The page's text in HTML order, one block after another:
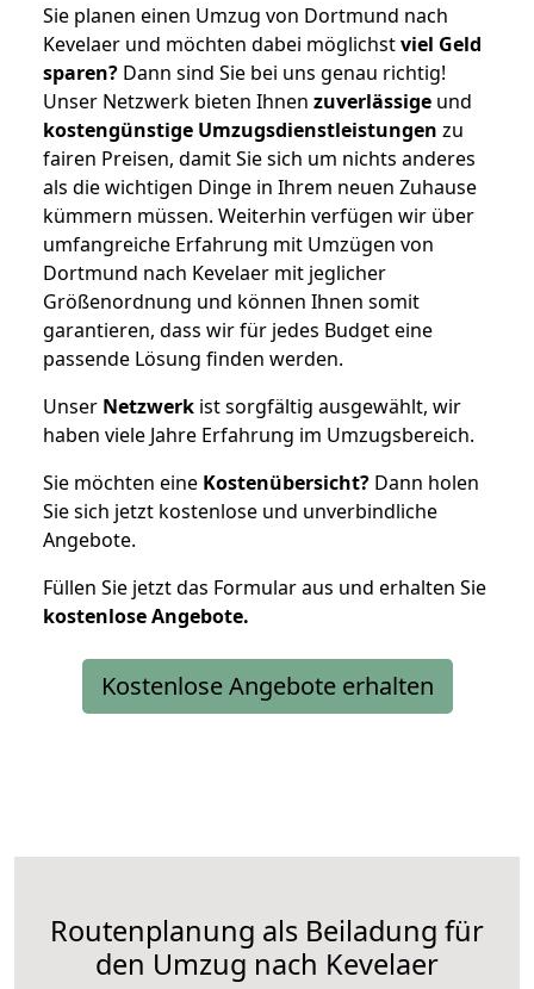
Sie planen einen Umzug von Dortmund nach
Kevelaer und möchten dabei möglichstviel Geld
sparen? Dann sind Sie bei uns genau richtig!
Unser Netzwerk bieten Ihnen zuverlässige und
kostengünstige Umzugsdienstleistungen zu
fairen Preisen, damit Sie sich um nichts anderes
als die wichtigen Dinge in Ihrem neuen Zuhause
kümmern müssen. Weiterhin verfügen wir über
umfangreiche Erfahrung mit Umzügen von
Dortmund nach Kevelaer mit jeglicher
Größenordnung und können Ihnen somit
garantieren, dass wir für jedes Budget eine
passende Lösung finden werden.
Unser Netzwerk ist sorgfältig ausgewählt, wir
haben viele Jahre Erfahrung im Umzugsbereich.
Sie möchten eine Kostenübersicht? Dann holen
Sie sich jetzt kostenlose und unverbindliche
Angebote.
Füllen Sie jetzt das Formular aus und erhalten Sie
kostenloseAngebote.
Kostenlose Angebote erhalten
Routenplanung als Beiladung für
den Umzug nach Kevelaer